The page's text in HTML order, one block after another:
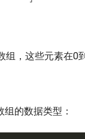
，这些元素在0
的数据类型：